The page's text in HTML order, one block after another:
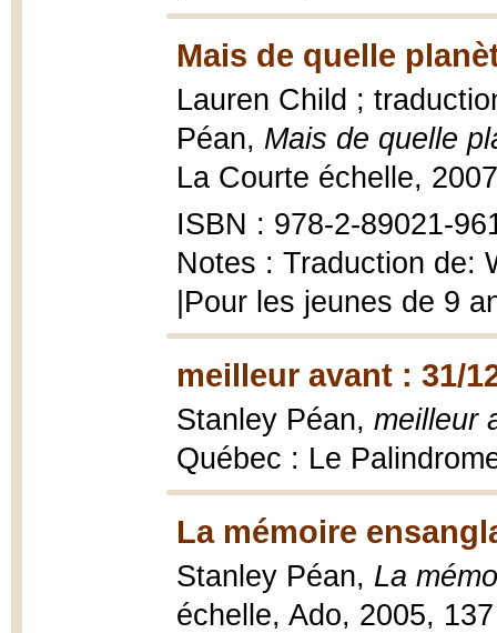
Mais de quelle
Lauren Child ;
Péan, Mais de quelle
La Courte échelle,
ISBN : 978-2-89021-
Notes : Traduction de:
|Pour les jeunes de 9
meilleur avant : 31/
Stanley Péan, meilleur
Québec : Le
La mémoire
Stanley Péan, La
échelle, Ado, 2005,